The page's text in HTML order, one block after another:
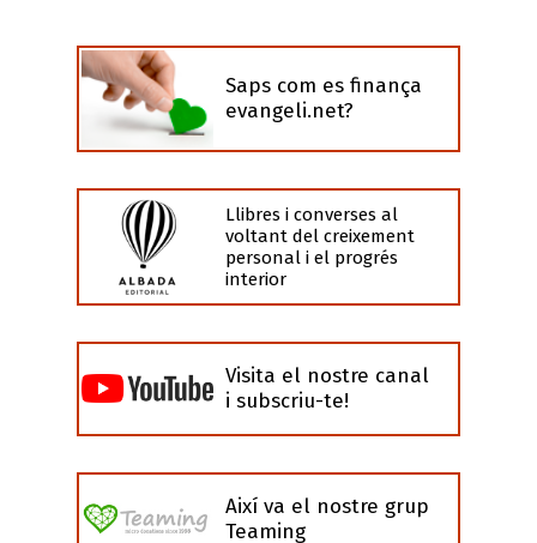
Saps com es finança
evangeli.net?
Llibres i converses al
voltant del creixement
personal i el progrés
interior
Visita el nostre canal
i subscriu-te!
Així va el nostre grup
Teaming